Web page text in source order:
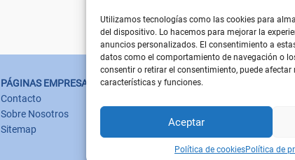
Utilizamos tecnologías como las cookies para
del dispositivo. Lo hacemos para mejorar la
anuncios personalizados. El consentimiento a
datos como el comportamiento de navegación o
consentir o retirar el consentimiento, puede
características y funciones.
Aceptar
Política de cookiesPolítica de
PÁGINAS EMPRESA
Contacto
Sobre Nosotros
Sitemap
Política de cookies